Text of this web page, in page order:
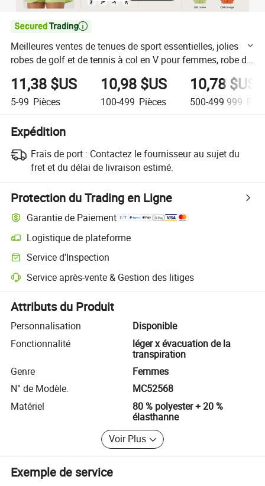

Meilleures ventes de tenues de sport essentielles, jolies
robes de golf et de tennis à col en V pour femmes, robe de
sport à manches longues avec col à revers et ourlet fluide -
Sans shorts
11,38 $US
5-99 Pièces
10,98 $US
100-499 Pièces
10,78 $US
500-499 999
Expédition
Frais de port : Contactez le fournisseur au sujet du
fret et du délai de livraison estimé.
Protection du Trading en Ligne
Garantie de Paiement
Logistique de plateforme
Suivi d'expédition plus clair avec des logistiques prises en charge par
Service d'Inspection
Inspection préalable à l'expédition optionnelle pour des contrôles de
Service après-vente & Gestion des litiges
Résolution des litiges assistée par la plateforme, y compris les
Attributs du Produit
Personnalisation
Disponible
Fonctionnalité
léger x évacuation de la
transpiration
Genre
Femmes
N° de Modèle.
MC52568
Matériel
80 % polyester + 20 %
élasthanne
Voir Plus
Exemple de service